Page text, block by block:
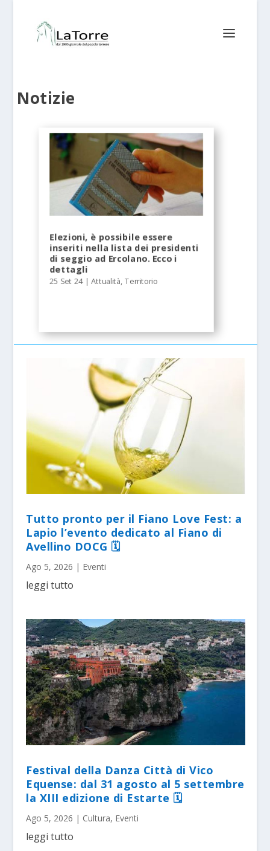
Notizie
Elezioni, è possibile essere
inseriti nella lista dei presidenti
di seggio ad Ercolano. Ecco i
dettagli
25 Set 24|Attualità,Territorio
Tutto pronto per il Fiano Love Fest: a
Lapio l’evento dedicato al Fiano di
Avellino DOCG 🗓
Ago 5, 2026 | Eventi
leggi tutto
Festival della Danza Città di Vico
Equense: dal 31 agosto al 5 settembre
la XIII edizione di Estarte 🗓
Ago 5, 2026 | Cultura, Eventi
leggi tutto